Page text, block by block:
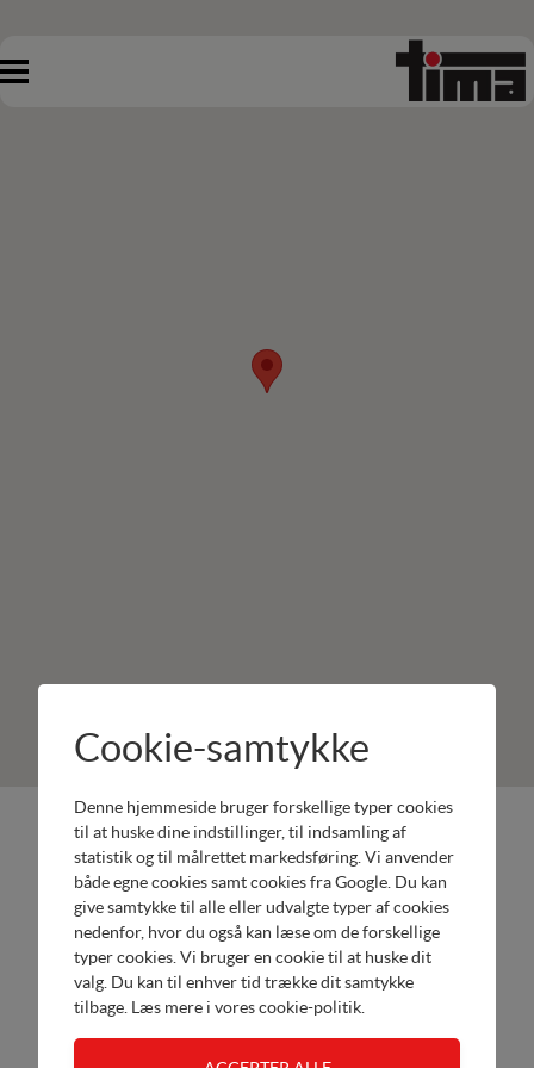
Jongshøj
Maskiner
Stillingevej
46
Slagelse
Tel.
58547276
Produkter:
Honda
Have
Honda
Motorer
Remarc
Havemaskiner
Vari
Havemaskiner
Cookie-samtykke
Denne hjemmeside bruger forskellige typer cookies
til at huske dine indstillinger, til indsamling af
statistik og til målrettet markedsføring. Vi anvender
både egne cookies samt cookies fra Google. Du kan
give samtykke til alle eller udvalgte typer af cookies
nedenfor, hvor du også kan læse om de forskellige
typer cookies. Vi bruger en cookie til at huske dit
valg. Du kan til enhver tid trække dit samtykke
tilbage. Læs mere i vores cookie-politik